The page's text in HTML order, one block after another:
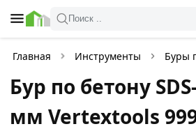
Поиск ..
Главная Инструменты Буры
Бур по бетону
мм Vertextools